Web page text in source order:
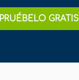
PRUÉBELO GRATIS